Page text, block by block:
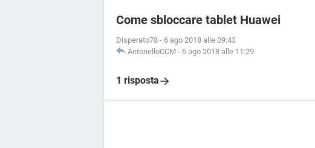
Come sbloccare tablet Huawei
Disperato78 - 6 ago 2018 alle 09:43
AntonelloCCM - 6 ago 2018 alle 11:29
1 risposta